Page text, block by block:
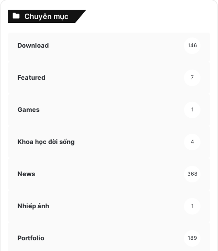
Chuyên mục
Download 146
Featured 7
Games 1
Khoa học đời sống 4
News 368
Nhiếp ảnh 1
Portfolio 189